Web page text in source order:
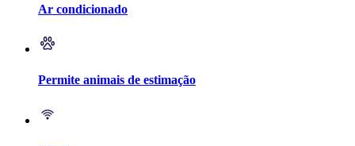
Ar condicionado
Permite animais de estimação